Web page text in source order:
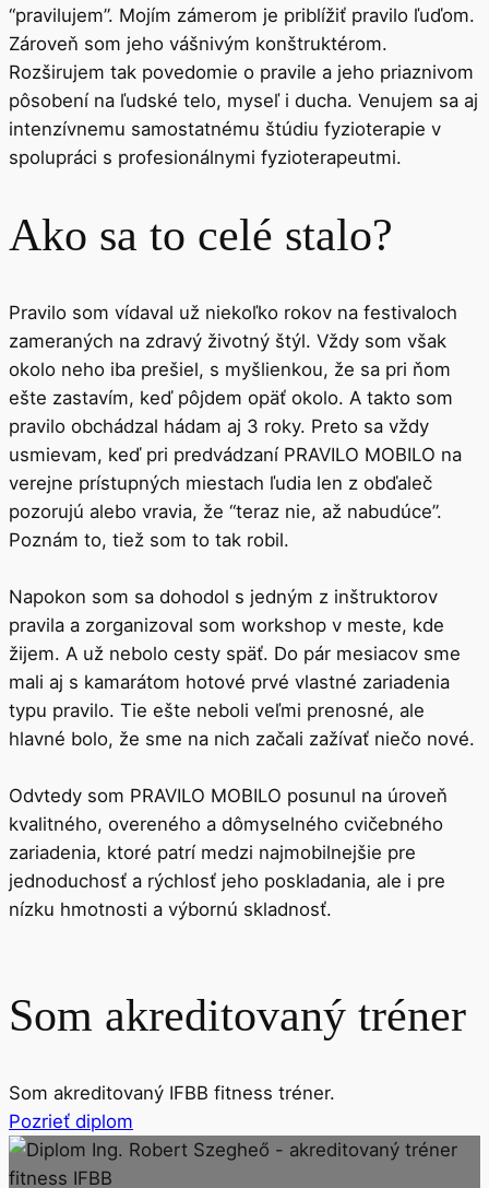
“pravilujem”. Mojím zámerom je priblížiť pravilo ľuďom.
Zároveň som jeho vášnivým konštruktérom.
Rozširujem tak povedomie o pravile a jeho priaznivom
pôsobení na ľudské telo, myseľ i ducha. Venujem sa aj
intenzívnemu samostatnému štúdiu fyzioterapie v
spolupráci s profesionálnymi fyzioterapeutmi.
Ako sa to celé stalo?
Pravilo som vídaval už niekoľko rokov na festivaloch
zameraných na zdravý životný štýl. Vždy som však
okolo neho iba prešiel, s myšlienkou, že sa pri ňom
ešte zastavím, keď pôjdem opäť okolo. A takto som
pravilo obchádzal hádam aj 3 roky. Preto sa vždy
usmievam, keď pri predvádzaní PRAVILO MOBILO na
verejne prístupných miestach ľudia len z obďaleč
pozorujú alebo vravia, že “teraz nie, až nabudúce”.
Poznám to, tiež som to tak robil.
Napokon som sa dohodol s jedným z inštruktorov
pravila a zorganizoval som workshop v meste, kde
žijem. A už nebolo cesty späť. Do pár mesiacov sme
mali aj s kamarátom hotové prvé vlastné zariadenia
typu pravilo. Tie ešte neboli veľmi prenosné, ale
hlavné bolo, že sme na nich začali zažívať niečo nové.
Odvtedy som PRAVILO MOBILO posunul na úroveň
kvalitného, overeného a dômyselného cvičebného
zariadenia, ktoré patrí medzi najmobilnejšie pre
jednoduchosť a rýchlosť jeho poskladania, ale i pre
nízku hmotnosti a výbornú skladnosť.
Som akreditovaný tréner
Som akreditovaný IFBB fitness tréner.
Pozrieť diplom